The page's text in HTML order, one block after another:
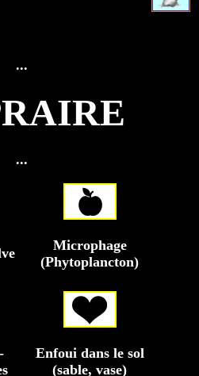
...
...
Microphage
(Phytoplancton)
Enfoui dans le sol
(sable, vase)